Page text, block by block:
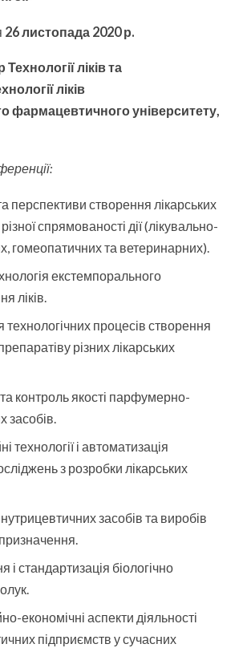
26 листопада 2020 р.
ліків та
ліків
фармацевтичного університету,
перспективи створення лікарських
спрямованості дії (лікувально-
гомеопатичних та ветеринарних).
екстемпорального
ліків.
технологічних процесів створення
різних лікарських
контроль якості парфумерно-
засобів.
технології і автоматизація
з розробки лікарських
засобів та виробів
і стандартизація біологічно
економічні аспекти діяльності
підприємств у сучасних